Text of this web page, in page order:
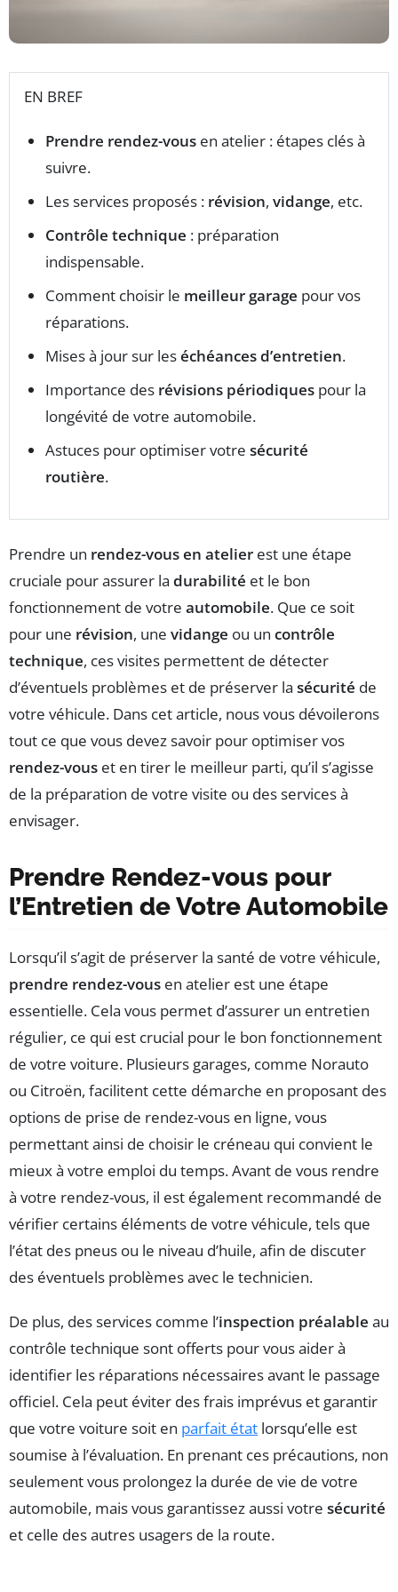
EN BREF
Prendre rendez-vous en atelier : étapes clés à
suivre.
Les services proposés : révision, vidange, etc.
Contrôle technique : préparation
indispensable.
Comment choisir le meilleur garage pour vos
réparations.
Mises à jour sur leséchéances d’entretien.
Importance des révisions périodiques pour la
longévité de votre automobile.
Astuces pour optimiser votre sécurité
routière.
Prendre un rendez-vous en atelier est une étape
cruciale pour assurer la durabilité et le bon
fonctionnement de votre automobile. Que ce soit
pour une révision, une vidange ou un contrôle
technique, ces visites permettent de détecter
d’éventuels problèmes et de préserver la sécurité de
votre véhicule. Dans cet article, nous vous dévoilerons
tout ce que vous devez savoir pour optimiser vos
rendez-vous et en tirer le meilleur parti, qu’il s’agisse
de la préparation de votre visite ou des services à
envisager.
Prendre Rendez-vous pour
l’Entretien de Votre Automobile
Lorsqu’il s’agit de préserver la santé de votre véhicule,
prendre rendez-vous en atelier est une étape
essentielle. Cela vous permet d’assurer un entretien
régulier, ce qui est crucial pour le bon fonctionnement
de votre voiture. Plusieurs garages, comme Norauto
ou Citroën, facilitent cette démarche en proposant des
options de prise de rendez-vous en ligne, vous
permettant ainsi de choisir le créneau qui convient le
mieux à votre emploi du temps. Avant de vous rendre
à votre rendez-vous, il est également recommandé de
vérifier certains éléments de votre véhicule, tels que
l’état des pneus ou le niveau d’huile, afin de discuter
des éventuels problèmes avec le technicien.
De plus, des services comme l’inspection préalable au
contrôle technique sont offerts pour vous aider à
identifier les réparations nécessaires avant le passage
officiel. Cela peut éviter des frais imprévus et garantir
que votre voiture soit en parfait état lorsqu’elle est
soumise à l’évaluation. En prenant ces précautions, non
seulement vous prolongez la durée de vie de votre
automobile, mais vous garantissez aussi votre sécurité
et celle des autres usagers de la route.